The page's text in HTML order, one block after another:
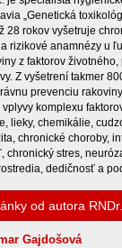
„Genetická
28 rokov vyšetruje
rizikové anamnézy u
z faktorov
Z vyšetrení takmer
prevenciu
komplexu
lieky, chemikálie,
chronické choroby,
chronický stres,
dedičnosť a
od autora
Gajdošová